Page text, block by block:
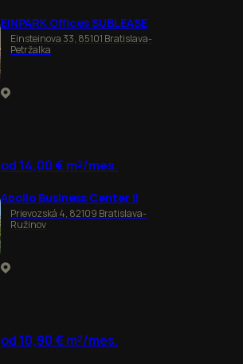
EINPARK Offices SUBLEASE
Einsteinova 33, 85101 Bratislava-
Petržalka
od 14,00 € m²/mes.
Apollo Business Center II
Prievozská 4, 82109 Bratislava-
Ružinov
od 10,90 € m²/mes.